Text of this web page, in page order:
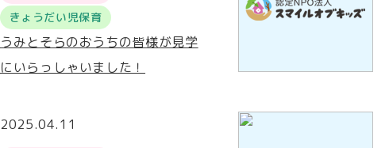
きょうだい児保育
うみとそらのおうちの皆様が見学
にいらっしゃいました！
2025.04.11